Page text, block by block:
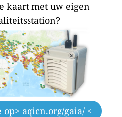
kaart met uw eigen
op> aqicn.org/gaia/ <